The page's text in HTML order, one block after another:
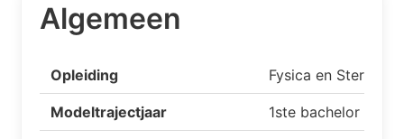
Algemeen
Opleiding Fysica en
Modeltrajectjaar 1ste bachelor